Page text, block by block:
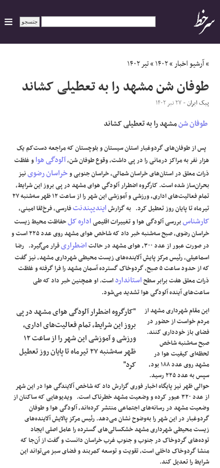
ایران
سیاسی
جهان
اجتماعی
حوادث
علوم و فن آوری
فرهنگی و هنری
مقالات
»آرشیو اخبار»۱۴۰۲»تیر ۱۴۰۲
طوفان شن مشهد را به تعطیلی کشاند
پیک ایران- ۲۷ تیر ۱۴۰۲
طوفان شنمشهد را به تعطیلی کشاند
پس از طوفان‌های گردوغبار استان سیستان و بلوچستان که مراجعه دست‌کم یک
هزار نفر به مراکز درمانی را در پی داشت، وقوع طوفان شن،آلودگی هواو غلظت
ذرات معلق در استان‌های خراسان شمالی، خراسان جنوبی وخراسان رضوینیز
بحران‌ساز شده است. کارگروه اضطرار آلودگی هوای مشهد در پی بروز این شرایط،
تمام فعالیت‌های اداری، ورزشی و آموزشی این شهر را از ساعت ۱۲ ظهر سه‌شنبه ۲۷
تیرماه تا پایان روز تعطیل کرد. به گزارشایندیپندنتفارسی، فرخ‌لقا امینی،
کارشناسبررسی آلودگی هوا و تغییرات اقلیمیاداره کلحفاظت محیط‌ زیست
خراسان رضوی، صبح‌ سه‌شنبه خبر داد که شاخص هوای مشهد روی عدد ۲۲۵ است و
در صورت عبور از عدد ۳۰۰، هوای مشهد در حالت
اضطراریقرار می‌گیرد. رضا
اسماعیلی، رئیس مرکز پایش آلاینده‌های زیست‌ محیطی شهرداری مشهد، نیز گفت
که از حدود ساعت ۵ صبح، گردوخاک گسترده آسمان مشهد را فرا گرفته و غلظت
ذرات معلق هفت برابر سطحاستاندارداست. او همچنین خبر داد که طی
ساعت‌های آینده آلودگی هوا تشدید می‌شود.
"کارگروه اضطرار آلودگی هوای مشهد در پی
بروز این شرایط، تمام فعالیت‌های اداری،
ورزشی و آموزشی این شهر را از ساعت ۱۲
ظهر سه‌شنبه ۲۷ تیرماه تا پایان روز تعطیل
کرد"
این مقام شهرداری مشهد از
مردم خواست از حضور در
فضای باز خودداری کنند.
صبح سه‌شنبه شاخص
لحظه‌ای کیفیت هوا در
مشهد روی عدد ۱۸۸ بود،
سپس به عدد ۲۲۵ رسید.
حوالی ظهر نیز پایگاه اخبار فوری گزارش داد که شاخص آلایندگی هوا در این شهر
از عدد ۳۲۰ عبور کرده و وضعیت مشهد خطرناک است. ویدیوهایی که ساکنان از
وضعیت مشهد در رسانه‌های اجتماعی منتشر کرده‌اند، آلودگی هوا و طوفان
گردوغبار در این شهر را به‌وضوح نشان می‌دهد. رئیس مرکز پالایش آلاینده‌های
زیست‌ محیطی شهرداری مشهد خشکسالی‌های گسترده را عامل اصلی ایجاد
توده‌های گردوخاک در جنوب و جنوب غرب خراسان دانست و گفت از آن‌جا که
منشا گردوخاک داخلی است، تقویت و توسعه کمربند و فضای سبز می‌تواند این
شرایط را تعدیل کند.